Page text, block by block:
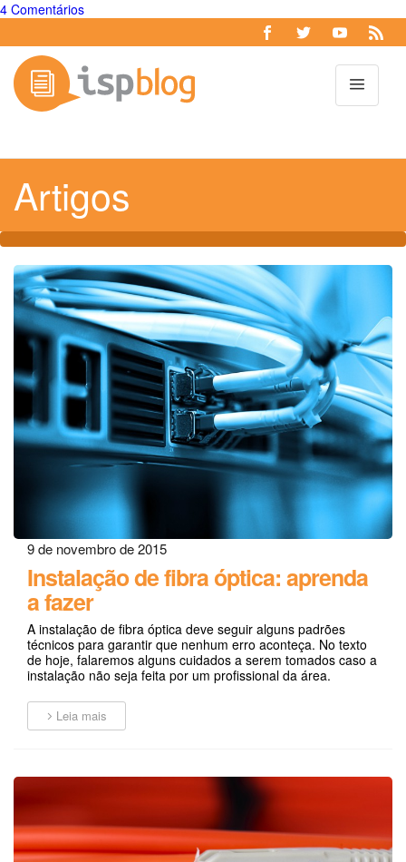
4 Comentários
Artigos
9 de novembro de 2015
Instalação de fibra óptica: aprenda
a fazer
A instalação de fibra óptica deve seguir alguns padrões
técnicos para garantir que nenhum erro aconteça. No texto
de hoje, falaremos alguns cuidados a serem tomados caso a
instalação não seja feita por um profissional da área.
Leia mais